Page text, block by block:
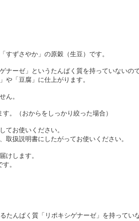
すずさやか」の原穀（生豆）です。
ナーゼ」というたんぱく質を持っていないの
や「豆腐」に仕上がります。
ん。
。（おからをしっかり絞った場合）
てお使いください。
扱説明書にしたがってお使いください。
けします。
。
んぱく質「リポキシゲナーゼ」を持っていな